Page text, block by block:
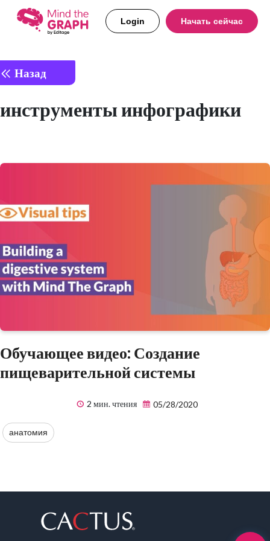
Login Начать сейчас
Назад
инструменты инфографики
Обучающее видео: Создание
пищеварительной системы
2 мин. чтения 05/28/2020
анатомия